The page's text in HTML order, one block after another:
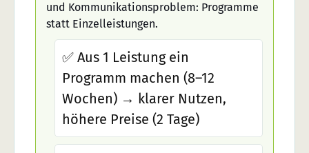
und Kommunikationsproblem: Programme
statt Einzelleistungen.
✅ Aus 1 Leistung ein
Programm machen (8–12
Wochen) → klarer Nutzen,
höhere Preise (2 Tage)